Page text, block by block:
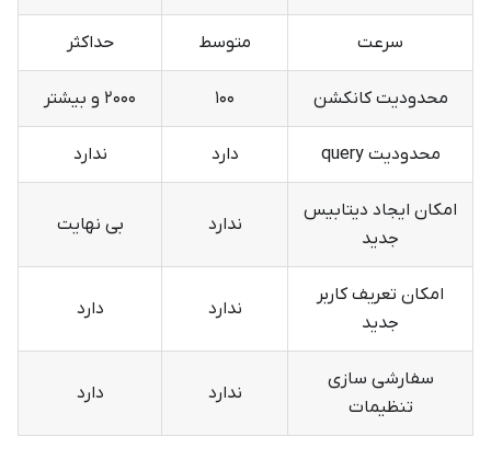
سرعت متوسط حداکثر
محدودیت کانکشن ۱۰۰ ۲۰۰۰ و بیشتر
محدودیت query دارد ندارد
امکان ایجاد دیتابیس
جدید
ندارد بی نهایت
امکان تعریف کاربر
جدید
ندارد دارد
سفارشی سازی
تنظیمات
ندارد دارد